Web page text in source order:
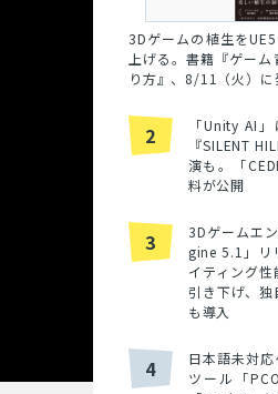
3Dゲームの植生を
上げる。書籍『ゲー
り方』、8/11（火）に
2
「Unity AI
『SILENT
演も。「
料が公開
3
3Dゲームエ
gine 5.1」リ
イティング
引き下げ、
も導入
4
日本語未対
ツール「